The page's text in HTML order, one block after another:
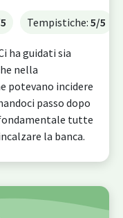
Tempistiche: 5/5
ha guidati sia
nella
potevano incidere
passo dopo
tutte
la banca.